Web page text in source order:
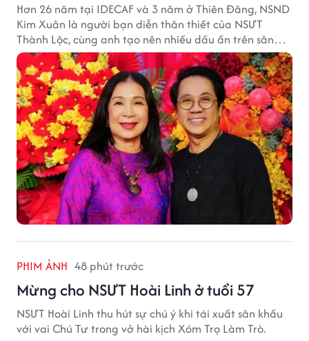
Hơn 26 năm tại IDECAF và 3 năm ở Thiên Đăng, NSND
Kim Xuân là người bạn diễn thân thiết của NSƯT
Thành Lộc, cùng anh tạo nên nhiều dấu ấn trên sân
khấu.
PHIM ẢNH 48 phút trước
Mừng cho NSƯT Hoài Linh ở tuổi 57
NSƯT Hoài Linh thu hút sự chú ý khi tái xuất sân khấu
với vai Chú Tư trong vở hài kịch Xóm Trọ Làm Trò.